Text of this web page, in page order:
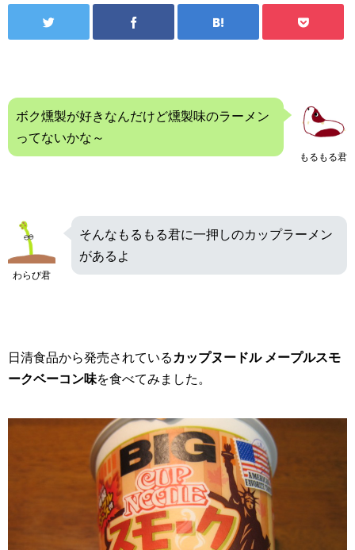
もるもる君
ボク燻製が好きなんだけど燻製味のラーメン
ってないかな～
わらび君
そんなもるもる君に一押しのカップラーメン
があるよ
日清食品から発売されている カップヌードル メープルスモ
ークベーコン味を食べてみました。